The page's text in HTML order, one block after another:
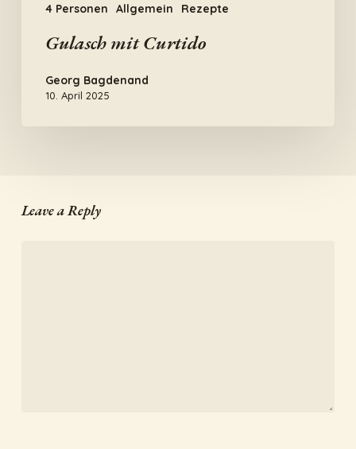
4 Personen Allgemein Rezepte
Gulasch mit Curtido
Georg Bagdenand
10. April 2025
Leave a Reply